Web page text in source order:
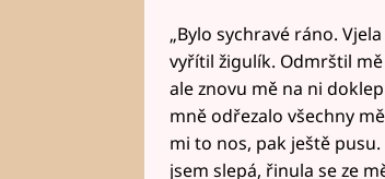
„Bylo sychravé ráno.
vyřítil žigulík. Odmrštil
ale znovu mě na ni
mně odřezalo všechny
mi to nos, pak ještě
jsem slepá, řinula se ze